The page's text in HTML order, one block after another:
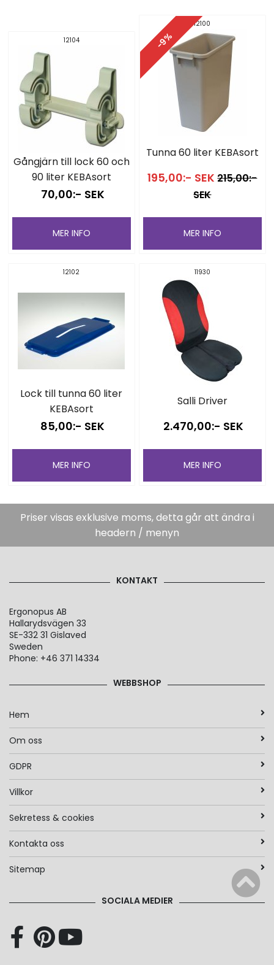
12104
Gångjärn till lock 60 och
90 liter KEBAsort
70,00:- SEK
MER INFO
-9%
12100
Tunna 60 liter KEBAsort
195,00:- SEK 215,00:-
SEK
MER INFO
12102
Lock till tunna 60 liter
KEBAsort
85,00:- SEK
MER INFO
11930
Salli Driver
2.470,00:- SEK
MER INFO
Priser visas exklusive moms, detta går att ändra i
headern / menyn
KONTAKT
Ergonopus AB
Hallarydsvägen 33
SE-332 31 Gislaved
Sweden
Phone: +46 371 14334
WEBBSHOP
Hem
Om oss
GDPR
Villkor
Sekretess & cookies
Kontakta oss
Sitemap
SOCIALA MEDIER